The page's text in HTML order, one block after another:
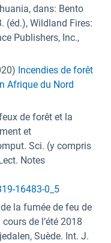
dans: Bento
(éd.), Wildland Fires:
Publishers, Inc.,
Incendies de forêt
Afrique du Nord
de forêt et la
et
Sci. (y compris
Notes
16483-0_5
la fumée de feu de
de l’été 2018
Suède. Int. J.